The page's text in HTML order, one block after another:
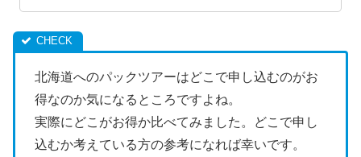
北海道へのパックツアーはどこで申し込むのがお
得なのか気になるところですよね。
実際にどこがお得か比べてみました。どこで申し
込むか考えている方の参考になれば幸いです。